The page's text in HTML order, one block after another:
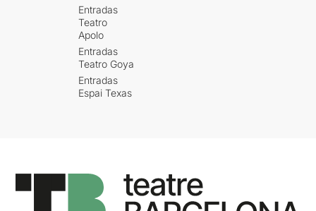
Entradas
Teatro
Apolo
Entradas
Teatro Goya
Entradas
Espai Texas